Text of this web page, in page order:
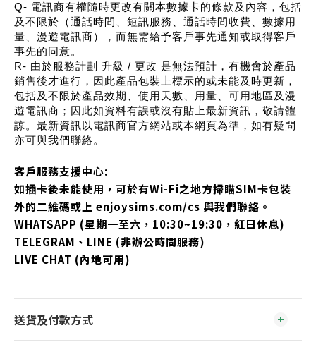
Q- 電訊商有權隨時更改有關本數據卡的條款及內容，包括
及不限於（通話時間、短訊服務、通話時間收費、數據用
量、漫遊電訊商），而無需給予客戶事先通知或取得客戶
事先的同意。
R- 由於服務計劃 升級 / 更改 是無法預計，有機會於產品
銷售後才進行，因此產品包裝上標示的或未能及時更新，
包括及不限於產品效期、使用天數、用量、可用地區及漫
遊電訊商；因此如資料有誤或沒有貼上最新資訊，敬請體
諒。最新資訊以電訊商官方網站或本網頁為準，如有疑問
亦可與我們聯絡。
客戶服務支援中心:
如插卡後未能使用，可於有Wi-Fi之地方掃瞄SIM卡包裝
外的二維碼或上 enjoysims.com/cs 與我們聯絡。
WHATSAPP (星期一至六，10:30~19:30，紅日休息)
TELEGRAM、LINE (非辦公時間服務)
LIVE CHAT (內地可用)
送貨及付款方式